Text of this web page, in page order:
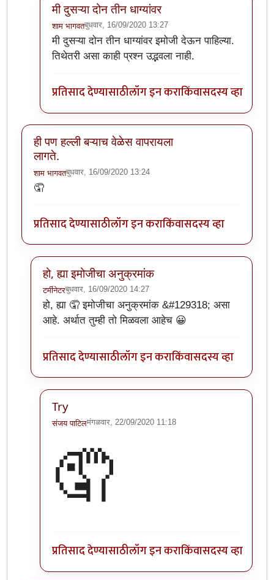
मी दुसऱ्या दोन तीन धाग्यांवर
शाम भागवतबुधवार, 16/09/2020 13:27
In reply toत्यामुळेच मायबोलीने इमोजींवरbyशाम भागवत
मी दुसऱ्या दोन तीन धाग्यांवर इमोजी देऊन पाहिल्या.
तिथेतरी असा काही प्रश्न उद्भवला नाही.
प्रतिसाद देण्यासाठीलॉग इन कराकिंवासदस्य व्हा
ही पण हल्ली बऱ्याच वेळेस वापरायला
लागते.
शाम भागवतबुधवार, 16/09/2020 13:24
🤦
प्रतिसाद देण्यासाठीलॉग इन कराकिंवासदस्य व्हा
हो, ह्या इमोजीचा अनुक्रमांक
टर्मीनेटरबुधवार, 16/09/2020 14:27
In reply toही पण हल्ली बऱ्याच वेळेस वापरायला लागते.
हो, ह्या 🤦 इमोजीचा अनुक्रमांक &#129318; असा
आहे. अर्थात तुम्ही तो मिळवला आहेच 😀
प्रतिसाद देण्यासाठीलॉग इन कराकिंवासदस्य व्हा
Try
संजय पाटिलमंगळवार, 22/09/2020 11:18
🤦
प्रतिसाद देण्यासाठीलॉग इन कराकिंवासदस्य व्हा